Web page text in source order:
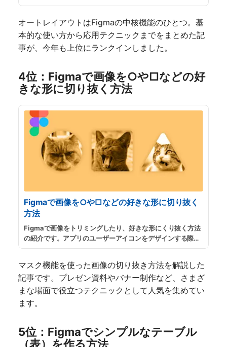
画面レイアウトを実際に作りながら紹介します。また、この
開・配布していますので、自由にご利用ください。...続きを
読む
オートレイアウトはFigmaの中核機能のひとつ。基
本的な使い方から応用テクニックまでをまとめた記
事が、今年も上位にランクインしました。
4位：Figmaで画像を○や□などの好
きな形に切り抜く方法
Figmaで画像を○や□などの好きな形に切り抜く
方法
Figmaで画像をトリミングしたり、好きな形にくり抜く方法
の紹介です。アプリのユーザーアイコンをデザインする際に
円形にくり抜いたり、WEBやスライド資料などに差し込む画
マスク機能を使った画像の切り抜き方法を解説した
記事です。プレゼン資料やバナー制作など、さまざ
まな場面で役立つテクニックとして人気を集めてい
ます。
5位：Figmaでシンプルなテーブル
（表）を作る方法